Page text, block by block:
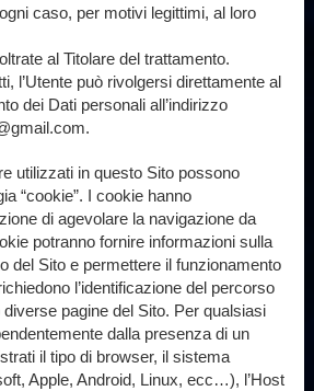
caso, per motivi legittimi, al loro
al Titolare del trattamento.
l’Utente può rivolgersi direttamente al
dei Dati personali all’indirizzo
.
utilizzati in questo Sito possono
“cookie”. I cookie hanno
di agevolare la navigazione da
potranno fornire informazioni sulla
del Sito e permettere il funzionamento
l’identificazione del percorso
diverse pagine del Sito. Per qualsiasi
dalla presenza di un
il tipo di browser, il sistema
Apple, Android, Linux, ecc…), l’Host